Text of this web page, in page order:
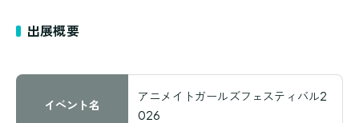
出展概要
イベント名
アニメイトガールズフェスティバル2
026